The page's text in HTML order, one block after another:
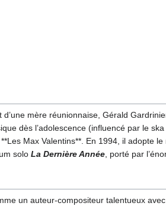
d’une mère réunionnaise, Gérald
dès l’adolescence (influencé par le
Max Valentins**. En 1994, il adopte
solo La Dernière Année, porté par
un auteur-compositeur talentueux